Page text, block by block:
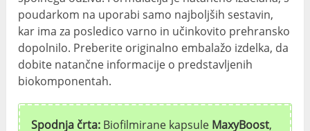
poudarkom na uporabi samo najboljših sestavin,
kar ima za posledico varno in učinkovito prehransko
dopolnilo. Preberite originalno embalažo izdelka, da
dobite natančne informacije o predstavljenih
biokomponentah.
Spodnja črta: Biofilmirane kapsule MaxyBoost,